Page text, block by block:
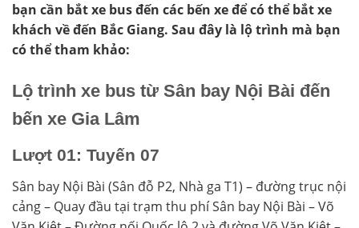
bạn cần bắt xe bus đến các bến xe để có thể bắt xe
khách về đến Bắc Giang. Sau đây là lộ trình mà bạn
có thể tham khảo:
Lộ trình xe bus từ Sân bay Nội Bài đến
bến xe Gia Lâm
Lượt 01: Tuyến 07
Sân bay Nội Bài (Sân đỗ P2, Nhà ga T1) – đường trục nội
cảng – Quay đầu tại trạm thu phí Sân bay Nội Bài – Võ